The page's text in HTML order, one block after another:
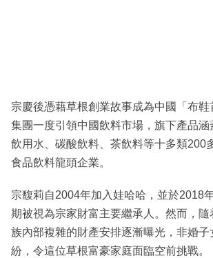
宗慶後憑藉草根創業故事成為中國「布
集團一度引領中國飲料市場，旗下產品涵
飲用水、碳酸飲料、茶飲料等十多類200
食品飲料龍頭企業。
宗馥莉自2004年加入娃哈哈，並於2018
期被視為宗家財富主要繼承人。然而，隨
族內部複雜的財產安排逐漸曝光，非婚子
紛，令這位草根富豪家庭面臨空前挑戰。